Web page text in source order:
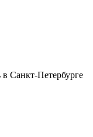
Санкт-Петербурге